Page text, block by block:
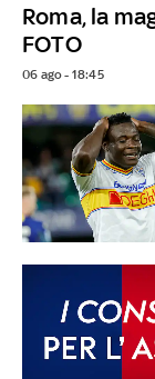
Roma, la
FOTO
06 ago - 18:45